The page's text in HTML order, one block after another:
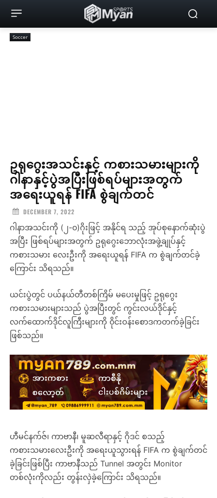
Soccer
ဥရုဂွေးအသင်းနှင့် ကစားသမားများကို
ဂါနာနှင့်ပွဲအပြီးဖြစ်ရပ်များအတွက်
အရေးယူရန် FIFA စွဲချက်တင်
DECEMBER 7, 2022
ဂါနာအသင်းကို (၂-၀)ဂိုးဖြင့် အနိုင်ရ သည့် အုပ်စုနောက်ဆုံးပွဲ
အပြီး ဖြစ်ရပ်များအတွက် ဥရုဂွေးဘောလုံးအဖွဲ့ချုပ်နှင့်
ကစားသမား လေးဦးကို အရေးယူရန် FIFA က စွဲချက်တင်ခဲ့
ကြောင်း သိရသည်။
ယင်းပွဲတွင် ပယ်နယ်တီတစ်ကြိမ် မပေးမှုဖြင့် ဥရုဂွေး
ကစားသမားများသည် ပွဲအပြီးတွင် ကွင်းလယ်ဒိုင်နှင့်
လက်ထောက်ဒိုင်လူကြီးများကို ၀ိုင်းဝန်းစောဒကတက်ခဲ့ခြင်း
ဖြစ်သည်။
ဟီမင်နက်ဇ်၊ ကာဗာနီ၊ မူဆလီရာနှင့် ဂိုဒင် စသည့်
ကစားသမားလေးဦးကို အရေးယူသွားရန် FIFA က စွဲချက်တင်
ခဲ့ခြင်းဖြစ်ပြီး ကာဗာနီသည် Tunnel အတွင်း Monitor
တစ်လုံးကိုလည်း တွန်းလှဲခဲ့ကြောင်း သိရသည်။